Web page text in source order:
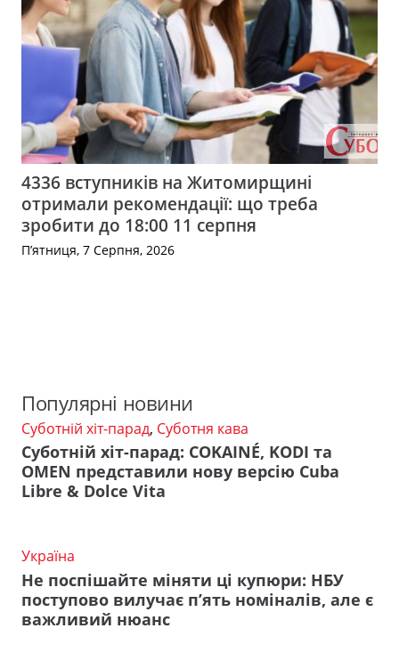
4336 вступників на Житомирщині
отримали рекомендації: що треба
зробити до 18:00 11 серпня
П’ятниця, 7 Серпня, 2026
Популярні новини
Суботній хіт-парад, Суботня кава
Суботній хіт-парад: COKAINÉ, KODI та
OMEN представили нову версію Cuba
Libre & Dolce Vita
Україна
Не поспішайте міняти ці купюри: НБУ
поступово вилучає п’ять номіналів, але є
важливий нюанс